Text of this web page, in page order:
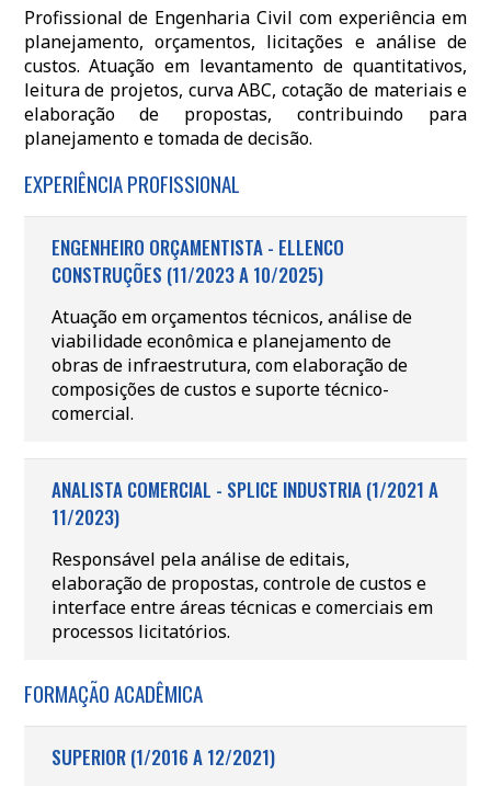
Profissional de Engenharia Civil com experiência em
planejamento, orçamentos, licitações e análise de
custos. Atuação em levantamento de quantitativos,
leitura de projetos, curva ABC, cotação de materiais e
elaboração de propostas, contribuindo para
planejamento e tomada de decisão.
EXPERIÊNCIA PROFISSIONAL
ENGENHEIRO ORÇAMENTISTA - ELLENCO
CONSTRUÇÕES (11/2023 A 10/2025)
Atuação em orçamentos técnicos, análise de
viabilidade econômica e planejamento de
obras de infraestrutura, com elaboração de
composições de custos e suporte técnico-
comercial.
ANALISTA COMERCIAL - SPLICE INDUSTRIA (1/2021 A
11/2023)
Responsável pela análise de editais,
elaboração de propostas, controle de custos e
interface entre áreas técnicas e comerciais em
processos licitatórios.
FORMAÇÃO ACADÊMICA
SUPERIOR (1/2016 A 12/2021)